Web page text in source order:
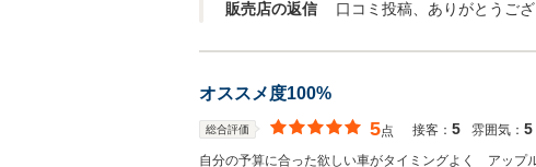
販売店の返信
オススメ度100%
総合評価 5点 接客： 5 雰囲気： 5
自分の予算に合った欲しい車がタイミングよく アッ